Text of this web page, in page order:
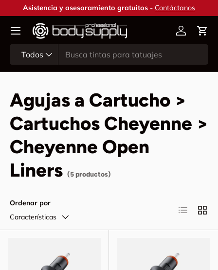
Ir al contenido
Asistencia y asesoramiento gratuitos - Contáctanos
Todos
Cuenta
Agujas a Cartucho >
Cartuchos Cheyenne >
Cheyenne Open
Liners (5 productos)
Ordenar por
Características
Lista